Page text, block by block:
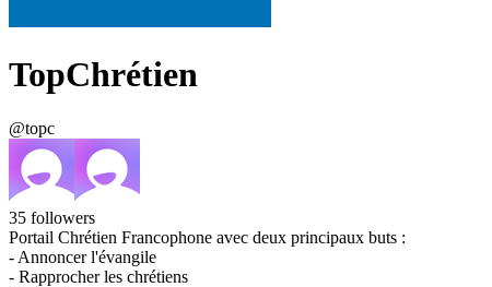
TopChrétien
@topc
35 followers
Portail Chrétien Francophone avec deux principaux buts :
- Annoncer l'évangile
- Rapprocher les chrétiens